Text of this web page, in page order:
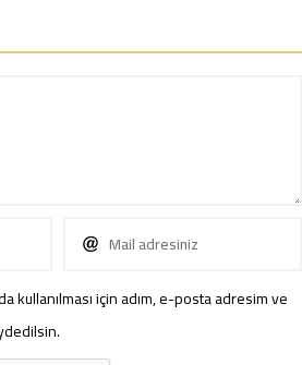
kullanılması için adım, e-posta adresim ve